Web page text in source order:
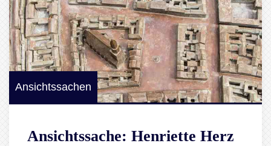
Ansichtssachen
Ansichtssache: Henriette Herz